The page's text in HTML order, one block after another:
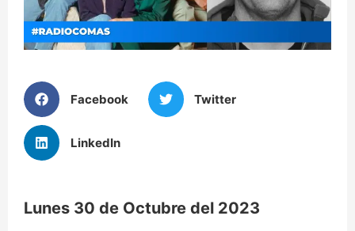
Facebook Twitter
LinkedIn
Lunes 30 de Octubre del 2023